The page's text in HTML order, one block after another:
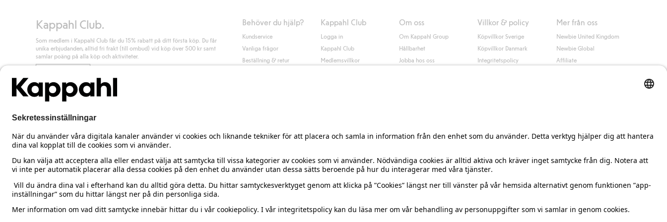
Kappahl Club.
Som medlem i Kappahl Club får du 15% rabatt på ditt första köp. Du får
unika erbjudanden, alltid fri frakt (till ombud) vid köp över 500 kr samt
samlar poäng på alla köp och aktiviteter.
Behöver du hjälp?
Kundservice
Vanliga frågor
Beställning & retur
Kappahl Club
Logga in
Kappahl Club
Medlemsvillkor
Om oss
Om Kappahl Group
Hållbarhet
Jobba hos oss
Villkor & policy
Köpvillkor Sverige
Köpvillkor Danmark
Integritetspolicy
Mer från oss
Newbie United Kingdom
Newbie Global
Affiliate
Sweden Ändra land
Cookies